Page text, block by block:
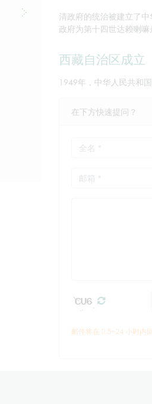
清政府的统治被建立了
政府为第十四世达赖喇嘛
西藏自治区成立
1949年，中华人民共和
在下方快速提问？
邮件将在 0.5~24 小时内回